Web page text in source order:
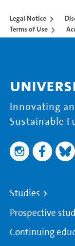
Legal Notice
Terms of Use
Innovating
Sustainable
Studies
Prospective
Continuing